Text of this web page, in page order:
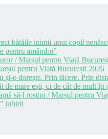
bătăile inimii unui copil
pentru amândoi”
/ Marșul pentru Viață
pentru Viață București 2026
o dorește. Prin tăcere. Prin
mare ești, ci de cât de mult
să-l rostim / Marșul pentru
iubirii